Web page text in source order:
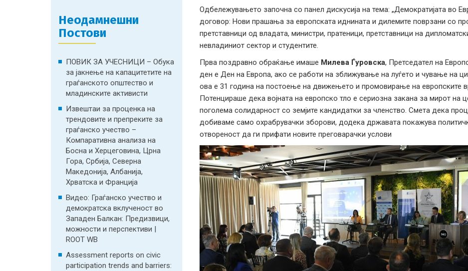
Неодамнешни
Постови
ПОВИК ЗА УЧЕСНИЦИ – Обука
за јакнење на капацитетите на
граѓанското општество и
младинските активисти
Извештаи за проценка на
трендовите и препреките за
граѓанско учество –
Компаративна анализа на
Босна и Херцеговина, Црна
Гора, Србија, Северна
Македонија, Албанија,
Хрватска и Франција
Видео: Граѓанско учество и
демократска вклученост во
Западен Балкан: Предизвици,
можности и перспективи |
ROOT WB
Assessment reports on civic
participation trends and barriers:
Одбележувањето започна со панел дискусија на тема: „Демократијата во
договор: Нови прашања за европската иднината и дилемите поврзани со
претставници од владата, министри, пратеници, претставници на
невладиниот сектор и студентите.
Прва поздравно обраќање имаше Милева Ѓуровска, Претседател на
ден е Ден на Европа, ако се работи на зближување на луѓето и чување на
ова е 31 година на постоење на движењето и промовирање на европските
Потенцираше дека војната на европско тло е сериозна закана за мирот на
поголема солидарност со земјите кандидатки за членство. Смета дека
добиваме само охрабрувачки зборови, додека државата покажува
отвореност да ги прифати новите преговарачки услови